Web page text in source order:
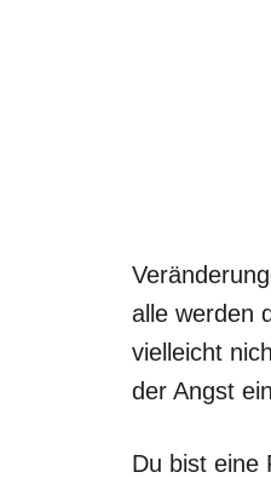
alle werden
vielleicht
der Angst
Du bist eine